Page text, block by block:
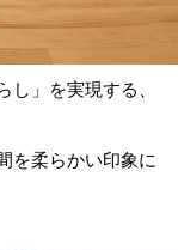
」を実現する、
を柔らかい印象に